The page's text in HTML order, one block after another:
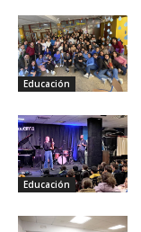
Educación
Educación